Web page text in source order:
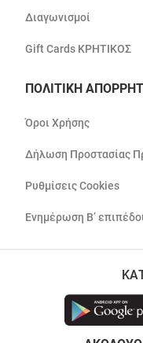
Διαγωνισμοί
Gift Cards ΚΡΗΤΙΚΟΣ
ΠΟΛΙΤΙΚΗ
Όροι Χρήσης
Δήλωση Προστασίας
Ρυθμίσεις Cookies
Ενημέρωση Β’